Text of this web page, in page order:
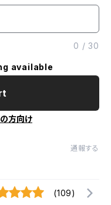
0 /30
available
方向け
通報する
(109)